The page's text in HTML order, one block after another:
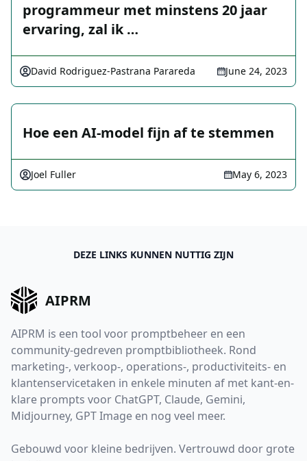
programmeur met minstens 20 jaar
ervaring, zal ik …
David Rodriguez-Pastrana Parareda June 24, 2023
Hoe een AI-model fijn af te stemmen
Joel Fuller May 6, 2023
DEZE LINKS KUNNEN NUTTIG ZIJN
AIPRM
AIPRM is een tool voor promptbeheer en een
community-gedreven promptbibliotheek. Rond
marketing-, verkoop-, operations-, productiviteits- en
klantenservicetaken in enkele minuten af met kant-en-
klare prompts voor ChatGPT, Claude, Gemini,
Midjourney, GPT Image en nog veel meer.
Gebouwd voor kleine bedrijven. Vertrouwd door grote